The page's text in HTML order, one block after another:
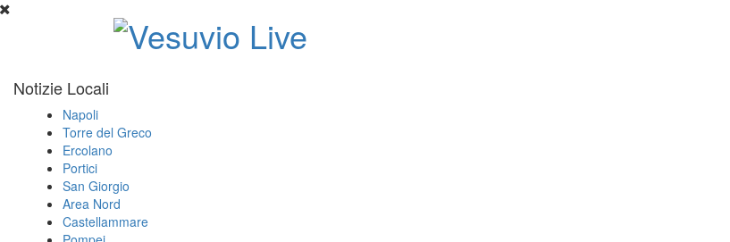
Notizie Locali
Napoli
Torre del Greco
Ercolano
Portici
San Giorgio
Area Nord
Castellammare